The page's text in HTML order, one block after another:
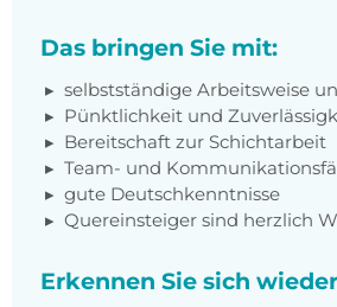
Das bringen Sie mit:
selbstständige Arbeitsweise
Pünktlichkeit und
Bereitschaft zur Schichtarbeit
Team- und
gute Deutschkenntnisse
Quereinsteiger sind herzlich
Erkennen Sie sich